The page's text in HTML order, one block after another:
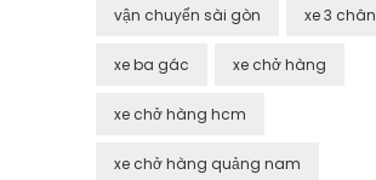
vận chuyển sài gòn xe 3 chân
xe ba gác xe chở hàng
xe chở hàng hcm
xe chở hàng quảng nam